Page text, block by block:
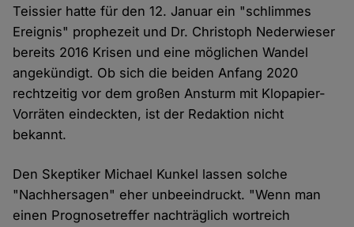
Teissier hatte für den 12. Januar ein "schlimmes
Ereignis" prophezeit und Dr. Christoph Nederwieser
bereits 2016 Krisen und eine möglichen Wandel
angekündigt. Ob sich die beiden Anfang 2020
rechtzeitig vor dem großen Ansturm mit Klopapier-
Vorräten eindeckten, ist der Redaktion nicht
bekannt.
Den Skeptiker Michael Kunkel lassen solche
"Nachhersagen" eher unbeeindruckt. "Wenn man
einen Prognosetreffer nachträglich wortreich